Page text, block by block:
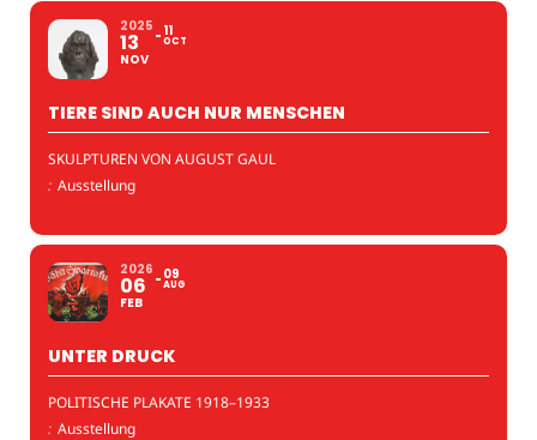
2025
13
NOV
11
OCT
TIERE SIND AUCH NUR MENSCHEN
SKULPTUREN VON AUGUST GAUL
: Ausstellung
2026
06
FEB
09
AUG
UNTER DRUCK
POLITISCHE PLAKATE 1918–1933
: Ausstellung